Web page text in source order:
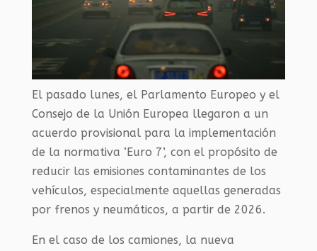
El pasado lunes, el Parlamento Europeo y el
Consejo de la Unión Europea llegaron a un
acuerdo provisional para la implementación
de la normativa ‘Euro 7’, con el propósito de
reducir las emisiones contaminantes de los
vehículos, especialmente aquellas generadas
por frenos y neumáticos, a partir de 2026.
En el caso de los camiones, la nueva